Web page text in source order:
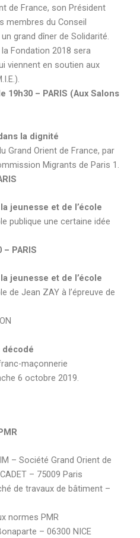
de France, son Président
membres du Conseil
grand dîner de Solidarité.
Fondation 2018 sera
viennent en soutien aux
19h30 – PARIS (Aux Salons
la dignité
Grand Orient de France, par
Migrants de Paris 1.
jeunesse et de l’école
publique une certaine idée
PARIS
jeunesse et de l’école
de Jean ZAY à l’épreuve de
décodé
maçonnerie
6 octobre 2019.
– Société Grand Orient de
– 75009 Paris
de travaux de bâtiment –
normes PMR
– 06300 NICE